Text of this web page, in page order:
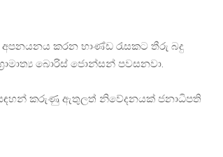
අපනයනය කරන භාණ්ඩ රැසකට තීරු බදු
බොරිස් ජොන්සන් පවසනවා.
සඳහන් කරුණු ඇතුලත් නිවේදනයක් ජනාධිපති